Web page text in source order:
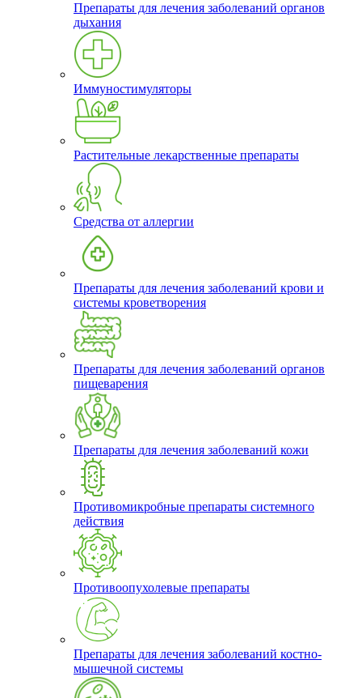
Препараты для лечения заболеваний органов
дыхания
Иммуностимуляторы
Растительные лекарственные препараты
Средства от аллергии
Препараты для лечения заболеваний крови и
системы кроветворения
Препараты для лечения заболеваний органов
пищеварения
Препараты для лечения заболеваний кожи
Противомикробные препараты системного
действия
Противоопухолевые препараты
Препараты для лечения заболеваний костно-
мышечной системы